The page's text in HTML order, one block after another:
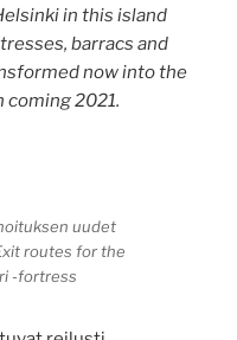
in this island
barracs and
now into the
2021.
uudet
routes for the
-fortress